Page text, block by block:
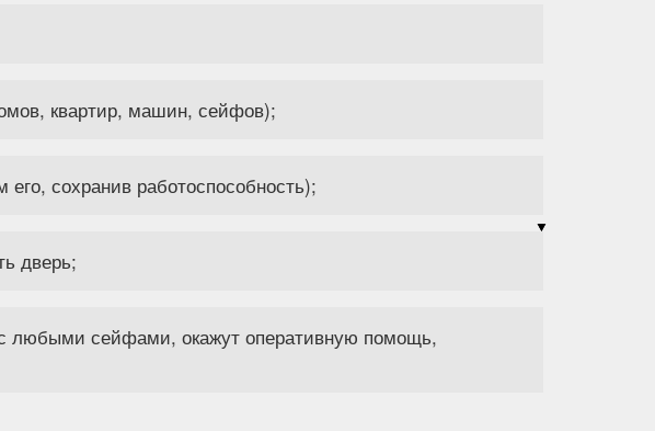
квартир, машин, сейфов);
сохранив работоспособность);
дверь;
любыми сейфами, окажут оперативную помощь,